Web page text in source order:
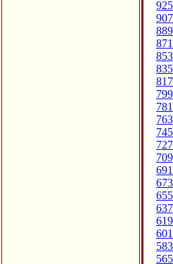
925
907
889
871
853
835
817
799
781
763
745
727
709
691
673
655
637
619
601
583
565